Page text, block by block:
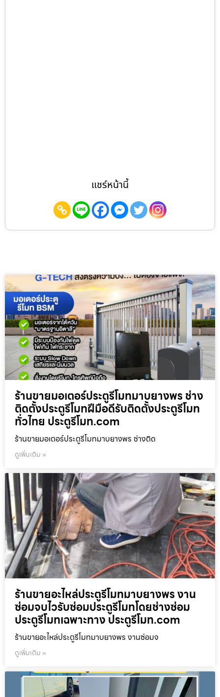
แชร์หน้านี้
ร้านขายมอเตอร์ประตูรีโมทมาบยางพร ช่าง
ติดตั้งประตูรีโมทฝีมือดีรับติดตั้งประตูรีโมท
ทั่วไทย ประตูรีโมท.com
ร้านขายมอเตอร์ประตูรีโมทมาบยางพร ช่างติด
ดูเพิ่มเติม »
ร้านขายอะไหล่ประตูรีโมทมาบยางพร งาน
ซ่อมจบไวรับซ่อมประตูรีโมทโดยช่างซ่อม
ประตูรีโมทเฉพาะทาง ประตูรีโมท.com
ร้านขายอะไหล่ประตูรีโมทมาบยางพร งานซ่อมจ
ดูเพิ่มเติม »